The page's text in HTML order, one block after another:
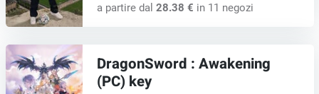
a partire dal 28.38 € in 11 negozi
DragonSword : Awakening
(PC) key